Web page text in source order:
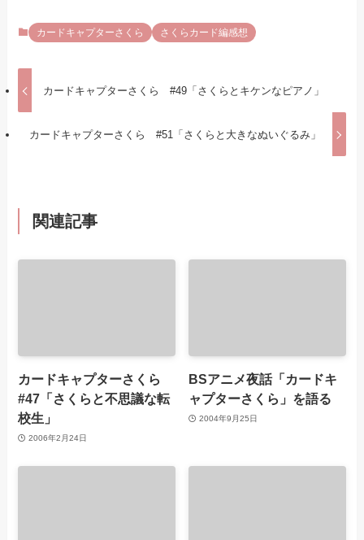
カードキャプターさくら さくらカード編感想
カードキャプターさくら #49「さくらとキケンなピアノ」
カードキャプターさくら #51「さくらと大きなぬいぐるみ」
関連記事
カードキャプターさくら
#47「さくらと不思議な転
校生」
2006年2月24日
BSアニメ夜話「カードキ
ャプターさくら」を語る
2004年9月25日